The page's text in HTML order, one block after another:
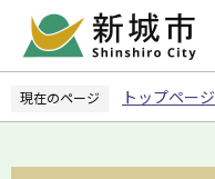
ペ
の
現在のページ トップページ